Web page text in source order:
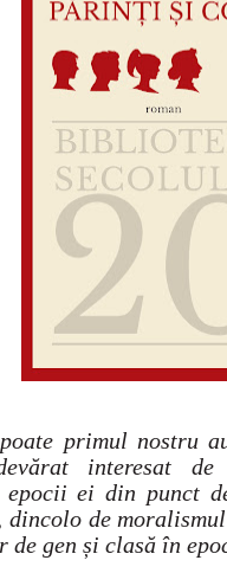
primul nostru
interesat
epocii ei din punct
dincolo de
gen și clasă în